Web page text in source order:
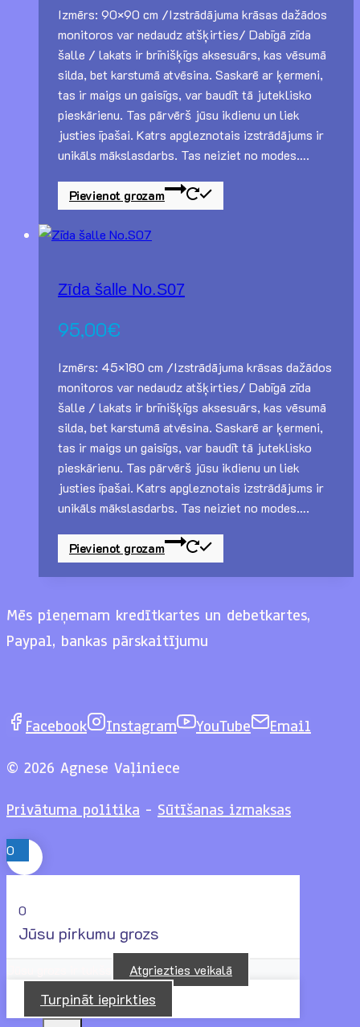
Izmērs: 90×90 cm /Izstrādājuma krāsas dažādos
monitoros var nedaudz atšķirties/ Dabīgā zīda
šalle / lakats ir brīnišķīgs aksesuārs, kas vēsumā
silda, bet karstumā atvēsina. Saskarē ar ķermeni,
tas ir maigs un gaisīgs, var baudīt tā juteklisko
pieskārienu. Tas pārvērš jūsu ikdienu un liek
justies īpašai. Katrs apgleznotais izstrādājums ir
unikāls mākslasdarbs. Tas neiziet no modes….
Pievienot grozam
Zīda šalle No.S07
95,00€
Izmērs: 45×180 cm /Izstrādājuma krāsas dažādos
monitoros var nedaudz atšķirties/ Dabīgā zīda
šalle / lakats ir brīnišķīgs aksesuārs, kas vēsumā
silda, bet karstumā atvēsina. Saskarē ar ķermeni,
tas ir maigs un gaisīgs, var baudīt tā juteklisko
pieskārienu. Tas pārvērš jūsu ikdienu un liek
justies īpašai. Katrs apgleznotais izstrādājums ir
unikāls mākslasdarbs. Tas neiziet no modes….
Pievienot grozam
Mēs pieņemam kredītkartes un debetkartes,
Paypal, bankas pārskaitījumu
Facebook Instagram YouTube
Email
© 2026 Agnese Vaļiniece
Privātuma politika - Sūtīšanas izmaksas
0
0
Jūsu pirkumu grozs
Atgriezties veikalā
Turpināt iepirkties